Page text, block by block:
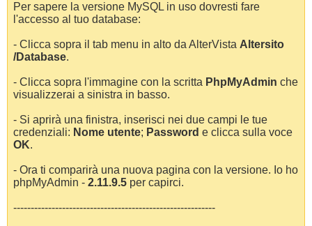
Per sapere la versione MySQL in uso dovresti fare
l'accesso al tuo database:
- Clicca sopra il tab menu in alto da AlterVista Altersito
/Database.
- Clicca sopra l'immagine con la scritta PhpMyAdmin che
visualizzerai a sinistra in basso.
- Si aprirà una finistra, inserisci nei due campi le tue
credenziali: Nome utente; Password e clicca sulla voce
OK.
- Ora ti comparirà una nuova pagina con la versione. Io ho
phpMyAdmin - 2.11.9.5 per capirci.
----------------------------------------------------------